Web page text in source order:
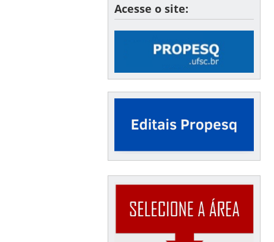
Acesse o site: